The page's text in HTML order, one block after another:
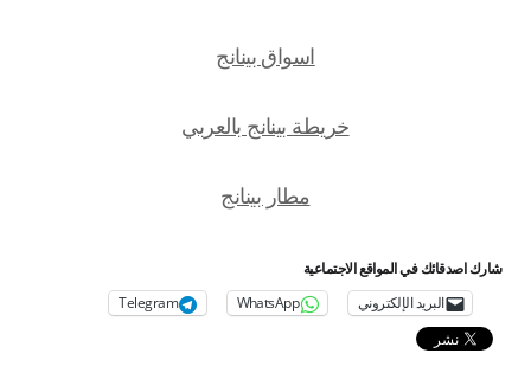
اسواق بينانج
خريطة بينانج بالعربي
مطار بينانج
شارك اصدقائك في المواقع الاجتماعية
البريد الإلكتروني WhatsApp
Telegram